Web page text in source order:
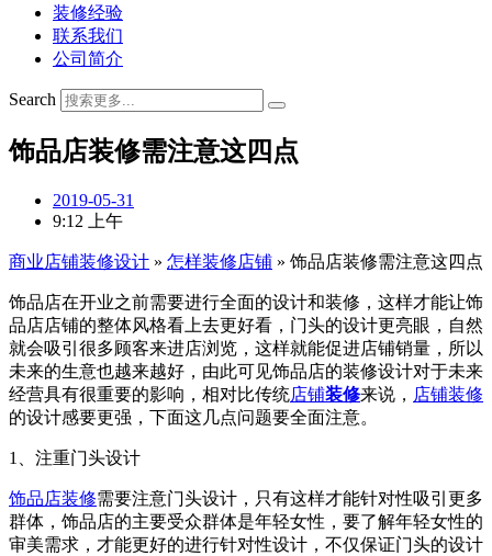
装修经验
联系我们
公司简介
Search
饰品店装修需注意这四点
2019-05-31
9:12 上午
商业店铺装修设计 » 怎样装修店铺 » 饰品店装修需注意这四点
饰品店在开业之前需要进行全面的设计和装修，这样才能让饰
品店店铺的整体风格看上去更好看，门头的设计更亮眼，自然
就会吸引很多顾客来进店浏览，这样就能促进店铺销量，所以
未来的生意也越来越好，由此可见饰品店的装修设计对于未来
经营具有很重要的影响， 相对比传统店铺装修来说， 店铺装修
的设计感要更强，下面这几点问题要全面注意。
1、注重门头设计
饰品店装修需要注意门头设计，只有这样才能针对性吸引更多
群体，饰品店的主要受众群体是年轻女性，要了解年轻女性的
审美需求，才能更好的进行针对性设计，不仅保证门头的设计